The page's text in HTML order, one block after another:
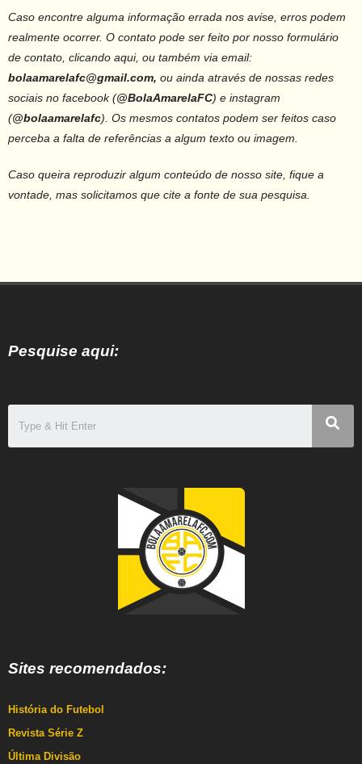
Caso encontre alguma informação errada nos avise, erros podem
realmente ocorrer. O contato pode ser feito por nosso formulário
de contato, clicando aqui, ou também via email:
bolaamarelafc@gmail.com, ou ainda através de nossas redes
sociais no facebook (@BolaAmarelaFC) e instagram
(@bolaamarelafc). Os mesmos contatos podem ser feitos caso
perceba a falta de referências a algum texto ou imagem.
Caso queira reproduzir algum conteúdo de nosso site, fique a
vontade, mas solicitamos que cite a fonte de sua pesquisa.
Pesquise aqui:
Sites recomendados:
História do Futebol
Revista Série Z
Última Divisão